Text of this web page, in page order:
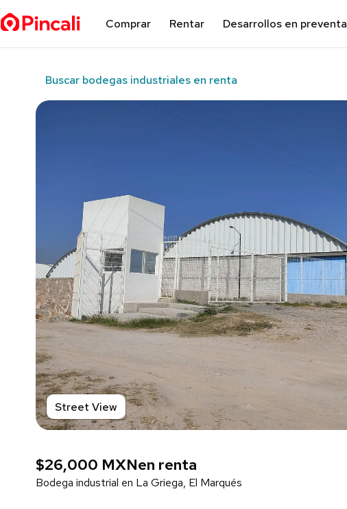
Comprar Rentar Desarrollos en preventa
Buscar bodegas industriales en renta
Street View
$26,000 MXNen renta
Bodega industrial en La Griega, El Marqués